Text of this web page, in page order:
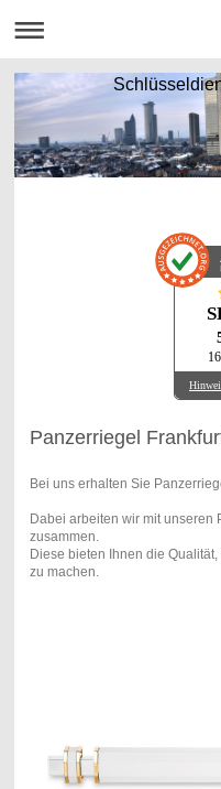
Panzerriegel
Bei uns erhalten Sie
Dabei arbeiten wir mit unseren
zusammen.
Diese bieten Ihnen die
zu machen.